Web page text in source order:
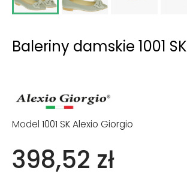
Baleriny damskie 1001 SK
Model 1001 SK Alexio Giorgio
398,52 zł